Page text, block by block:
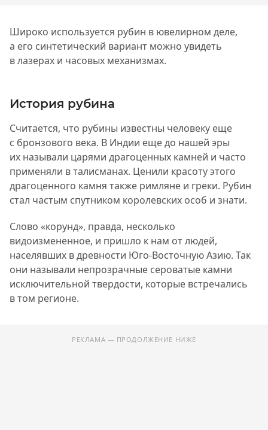
Широко используется рубин в ювелирном деле,
а его синтетический вариант можно увидеть
в лазерах и часовых механизмах.
История рубина
Считается, что рубины известны человеку еще
с бронзового века. В Индии еще до нашей эры
их называли царями драгоценных камней и часто
применяли в талисманах. Ценили красоту этого
драгоценного камня также римляне и греки. Рубин
стал частым спутником королевских особ и знати.
Слово «корунд», правда, несколько
видоизмененное, и пришло к нам от людей,
населявших в древности Юго-Восточную Азию. Так
они называли непрозрачные сероватые камни
исключительной твердости, которые встречались
в том регионе.
РЕКЛАМА — ПРОДОЛЖЕНИЕ НИЖЕ